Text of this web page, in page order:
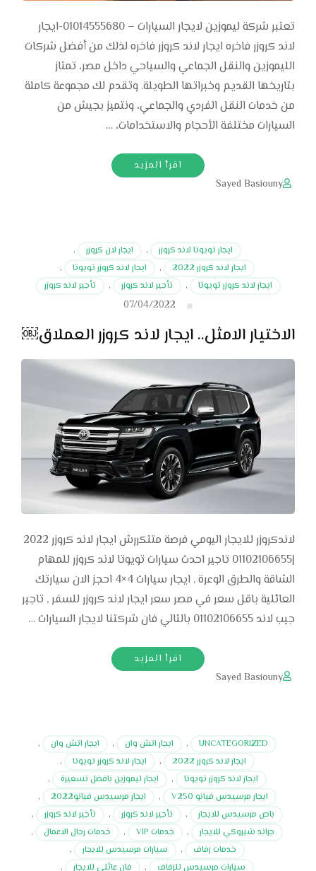
تعتبر شركة ليموزين لايجار السيارات – 01014555680-ايجار
لاند كروزر فاخره ايجار لاند كروزر فاخره لذلك من أفضل شركات
الليموزين والنقل الجماعي والسياحي داخل مصر، تمتاز
بتاريخها القديم وخبراتها الطويلة. وتقدم لك مجموعة كاملة
من خدمات النقل الفردي والجماعي، ونتميز بجيش من
السيارات مختلفة الأحجام والاستخدامات، …
اقرأ المزيد
Sayed Basiouny
ايجار تويوتا لاند كروزر , ايجار لان كروزر
,
ايجار لاند كروزر 2022
, ايجار لاند كروزر تويوتا
,
ايجار لاند كروزر تويوتا
, تأجير لاند كروزر , تأجير لاند كروزر
07/04/2022
الاختيار الامثل.. ايجار لاند كروزر العملاق￼
لاندكروزر للايجار اليومي فرصة متتكررش ايجار لاند كروزر 2022
|01102106655 تاجير احدث سيارات تويوتا لاند كروزر للمهام
الشاقة والطرق الوعرة , ايجار سيارات 4×4 احجز الان سيارتك
العائلية باقل سعر في مصر سعر ايجار لاند كروزر للسفر , تاجير
جيب لاند 01102106655 بالتالي فان شركتنا لايجار السيارات …
اقرأ المزيد
Sayed Basiouny
UNCATEGORIZED
, ايجار اتش وان , ايجار اتش وان
,
ايجار لاند كروزر 2022
, ايجار لاند كروزر تويوتا
,
ايجار لاند كروزر تويوتا
, ايجار ليموزين بافضل تسعيرة
,
ايجار مرسيدس فيانو V250
, ايجار مرسيدس فيانو2022
,
باص مرسيدس للايجار
, تأجير لاند كروزر , تأجير لاند كروزر
,
جراند شيروكي للايجار
, خدمات VIP , خدمات رجال الاعمال
,
خدمات زفاف
, سيارات مرسيدس للايجار
,
سيارات مرسيدس للزفاف
, فان عائلي للايجار ,